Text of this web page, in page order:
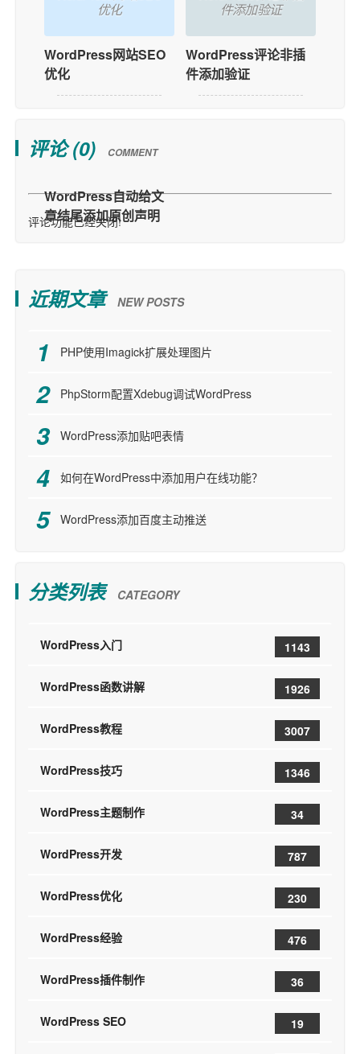
优化
WordPress网站SEO
优化
件添加验证
WordPress评论非插
件添加验证
评论 (0) COMMENT
评论功能已经关闭!
近期文章 NEW POSTS
PHP使用Imagick扩展处理图片
PhpStorm配置Xdebug调试WordPress
WordPress添加贴吧表情
如何在WordPress中添加用户在线功能？
WordPress添加百度主动推送
分类列表 CATEGORY
WordPress入门 1143
WordPress函数讲解 1926
WordPress教程 3007
WordPress技巧 1346
WordPress主题制作 34
WordPress开发 787
WordPress优化 230
WordPress经验 476
WordPress插件制作 36
WordPress SEO 19